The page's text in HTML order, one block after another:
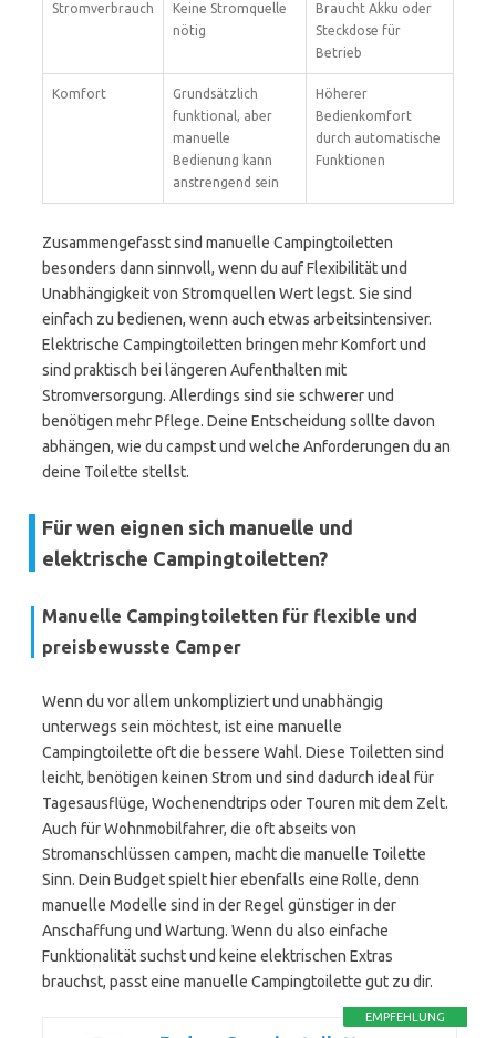
Stromverbrauch
Keine Stromquelle
nötig
Braucht Akku oder
Steckdose für
Betrieb
Komfort
Grundsätzlich
funktional, aber
manuelle
Bedienung kann
anstrengend sein
Höherer
Bedienkomfort
durch automatische
Funktionen
Zusammengefasst sind manuelle Campingtoiletten
besonders dann sinnvoll, wenn du auf Flexibilität und
Unabhängigkeit von Stromquellen Wert legst. Sie sind
einfach zu bedienen, wenn auch etwas arbeitsintensiver.
Elektrische Campingtoiletten bringen mehr Komfort und
sind praktisch bei längeren Aufenthalten mit
Stromversorgung. Allerdings sind sie schwerer und
benötigen mehr Pflege. Deine Entscheidung sollte davon
abhängen, wie du campst und welche Anforderungen du an
deine Toilette stellst.
Für wen eignen sich manuelle und
elektrische Campingtoiletten?
Manuelle Campingtoiletten für flexible und
preisbewusste Camper
Wenn du vor allem unkompliziert und unabhängig
unterwegs sein möchtest, ist eine manuelle
Campingtoilette oft die bessere Wahl. Diese Toiletten sind
leicht, benötigen keinen Strom und sind dadurch ideal für
Tagesausflüge, Wochenendtrips oder Touren mit dem Zelt.
Auch für Wohnmobilfahrer, die oft abseits von
Stromanschlüssen campen, macht die manuelle Toilette
Sinn. Dein Budget spielt hier ebenfalls eine Rolle, denn
manuelle Modelle sind in der Regel günstiger in der
Anschaffung und Wartung. Wenn du also einfache
Funktionalität suchst und keine elektrischen Extras
brauchst, passt eine manuelle Campingtoilette gut zu dir.
EMPFEHLUNG